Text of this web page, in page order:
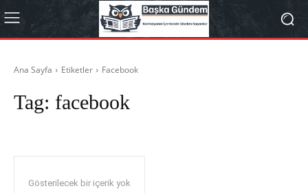
Ana Sayfa Etiketler Facebook
Tag: facebook
Gösterilecek bir içerik yok